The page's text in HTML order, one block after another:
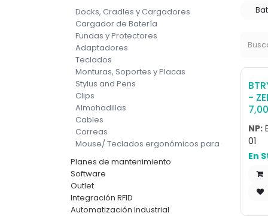
Docks, Cradles y Cargadores
Cargador de Batería
Fundas y Protectores
Adaptadores
Teclados
Monturas, Soportes y Placas
Stylus and Pens
Clips
Almohadillas
Cables
Correas
Mouse/ Teclados ergonómicos para CAD/ Diseño
Planes de mantenimiento
Software
Outlet
Integración RFID
Automatización Industrial
-
NP:
01
En